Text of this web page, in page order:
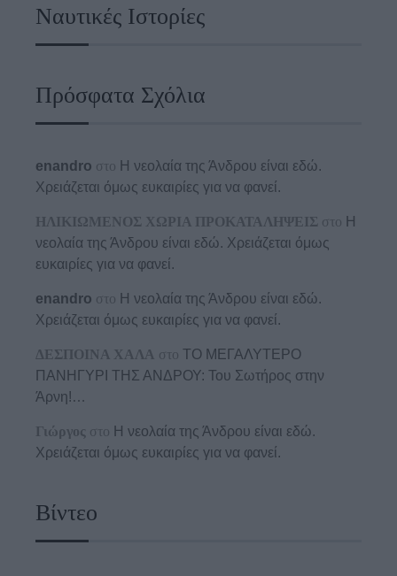
Ναυτικές Ιστορίες
Πρόσφατα Σχόλια
enandro στο Η νεολαία της Άνδρου είναι εδώ.
Χρειάζεται όμως ευκαιρίες για να φανεί.
ΗΛΙΚΙΩΜΕΝΟΣ ΧΩΡΙΑ ΠΡΟΚΑΤΑΛΗΨΕΙΣ στο Η
νεολαία της Άνδρου είναι εδώ. Χρειάζεται όμως
ευκαιρίες για να φανεί.
enandro στο Η νεολαία της Άνδρου είναι εδώ.
Χρειάζεται όμως ευκαιρίες για να φανεί.
ΔΕΣΠΟΙΝΑ ΧΑΛΑ στο ΤΟ ΜΕΓΑΛΥΤΕΡΟ
ΠΑΝΗΓΥΡΙ ΤΗΣ ΑΝΔΡΟΥ: Του Σωτήρος στην
Άρνη!…
Γιώργος στο Η νεολαία της Άνδρου είναι εδώ.
Χρειάζεται όμως ευκαιρίες για να φανεί.
Βίντεο